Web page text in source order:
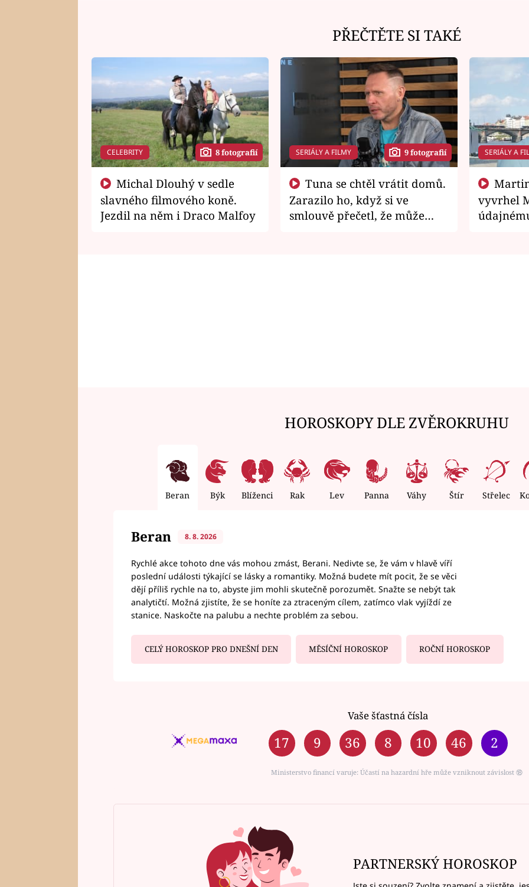
PŘEČTĚTE SI TAKÉ
CELEBRITY 8 fotografií
slavného filmového koně.
Jezdil na něm i Draco Malfoy
SERIÁLY A FILMY 9 fotografií
Zarazilo ho, když si ve
smlouvě přečetl, že může
SERIÁLY A
vyvrhel
HOROSKOPY DLE ZVĚROKRUHU
Beran Býk Blíženci Rak Lev Panna Váhy Štír Střelec
Beran 8. 8. 2026
Rychlé akce tohoto dne vás mohou zmást, Berani. Nedivte se, že vám v hlavě víří
poslední události týkající se lásky a romantiky. Možná budete mít pocit, že se věci
dějí příliš rychle na to, abyste jim mohli skutečně porozumět. Snažte se nebýt tak
analytičtí. Možná zjistíte, že se honíte za ztraceným cílem, zatímco vlak vyjíždí ze
stanice. Naskočte na palubu a nechte problém za sebou.
CELÝ HOROSKOP PRO DNEŠNÍ DEN MĚSÍČNÍ HOROSKOP ROČNÍ HOROSKOP
Vaše šťastná čísla
17 9 36 8 10 46 2
Ministerstvo financí varuje: Účastí na hazardní hře může vzniknout závislost ⑱
PARTNERSKÝ HOROSKOP